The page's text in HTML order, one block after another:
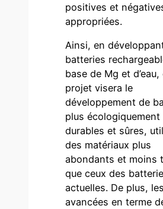
positives et
appropriées.
Ainsi, en
batteries
base de Mg et d’eau,
projet visera le
développement de
plus écologiquement
durables et sûres,
des matériaux plus
abondants et moins
que ceux des
actuelles. De plus, les
avancées en terme